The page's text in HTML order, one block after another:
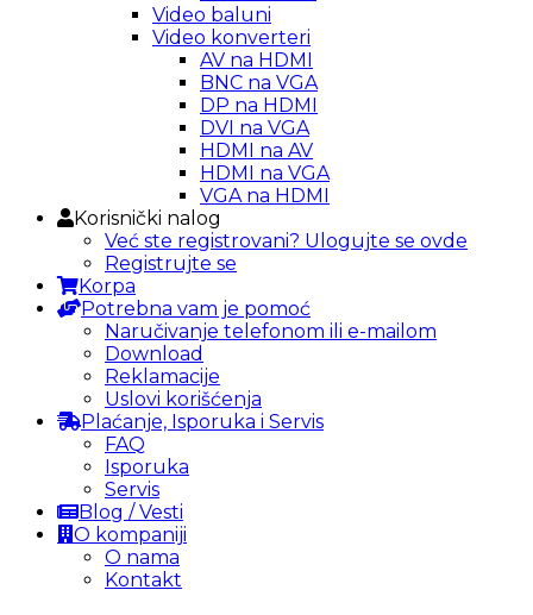
Video baluni
Video konverteri
AV na HDMI
BNC na VGA
DP na HDMI
DVI na VGA
HDMI na AV
HDMI na VGA
VGA na HDMI
Korisnički nalog
Već ste registrovani? Ulogujte se ovde
Registrujte se
Korpa
Potrebna vam je pomoć
Naručivanje telefonom ili e-mailom
Download
Reklamacije
Uslovi korišćenja
Plaćanje, Isporuka i Servis
FAQ
Isporuka
Servis
Blog / Vesti
O kompaniji
O nama
Kontakt